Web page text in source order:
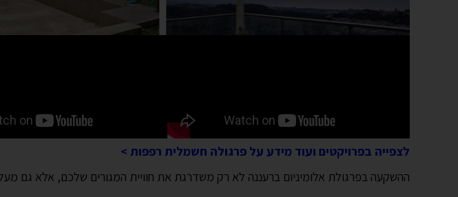
לצפייה בפרויקטים ועוד מידע על פרגולה חשמלית רפפות >
ההשקעה בפרגולת אלומיניום ברעננה לא רק משדרגת את חוויית המגורים שלכם, אלא גם